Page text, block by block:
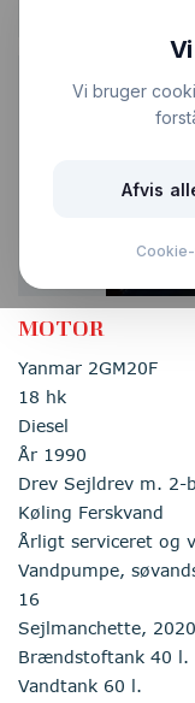
Vis alle
MOTOR
Yanmar 2GM20F
18 hk
Diesel
År 1990
Drev Sejldrev m. 2-
Køling Ferskvand
Årligt serviceret og
Vandpumpe,
16
Sejlmanchette, 2020
Brændstoftank 40 l.
Vandtank 60 l.